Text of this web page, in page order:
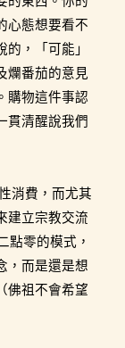
心態想要看不
，「可能」
爛番茄的意見
購物這件事認
貫清醒說我們
消費，而尤其
建立宗教交流
點零的模式，
，而是還是想
佛祖不會希望